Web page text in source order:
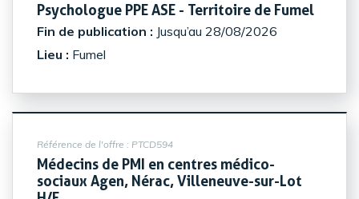
Psychologue PPE ASE - Territoire de Fumel
Fin de publication : Jusqu’au 28/08/2026
Lieu : Fumel
Référence de l'offre : PTCD594
Médecins de PMI en centres médico-
sociaux Agen, Nérac, Villeneuve-sur-Lot